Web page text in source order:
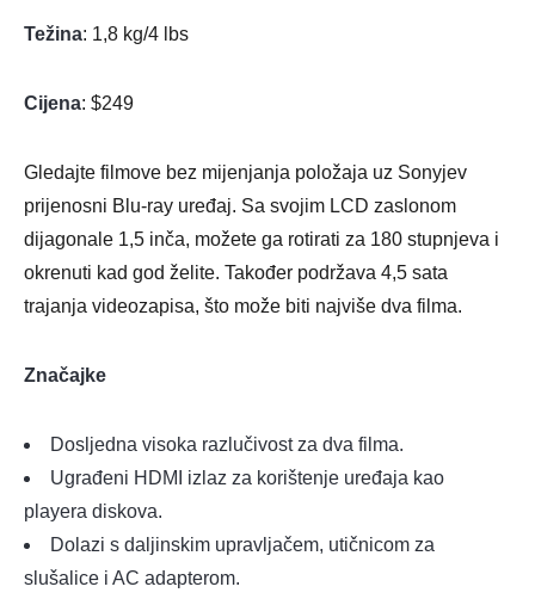
Težina: 1,8 kg/4 lbs
Cijena: $249
Gledajte filmove bez mijenjanja položaja uz Sonyjev
prijenosni Blu-ray uređaj. Sa svojim LCD zaslonom
dijagonale 1,5 inča, možete ga rotirati za 180 stupnjeva i
okrenuti kad god želite. Također podržava 4,5 sata
trajanja videozapisa, što može biti najviše dva filma.
Značajke
Dosljedna visoka razlučivost za dva filma.
Ugrađeni HDMI izlaz za korištenje uređaja kao
playera diskova.
Dolazi s daljinskim upravljačem, utičnicom za
slušalice i AC adapterom.